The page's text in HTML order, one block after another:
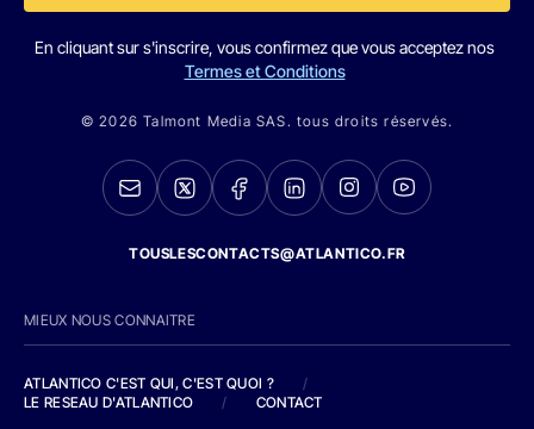
En cliquant sur s'inscrire, vous confirmez que vous acceptez nos
Termes et Conditions
© 2026 Talmont Media SAS. tous droits réservés.
TOUSLESCONTACTS@ATLANTICO.FR
MIEUX NOUS CONNAITRE
ATLANTICO C'EST QUI, C'EST QUOI ?
/
LE RESEAU D'ATLANTICO
/ CONTACT